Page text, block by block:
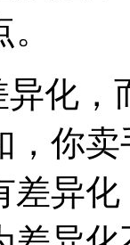
化，
，你
差异